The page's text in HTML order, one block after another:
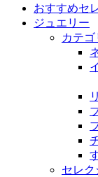
おすすめセ
ジュエリー
カテゴ
セレク